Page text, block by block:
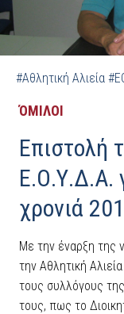
#Αθλητική Αλιεία
ΌΜΙΛΟΙ
Επιστολή
Ε.Ο.Υ.Δ.Α.
χρονιά
Με την έναρξη της
την Αθλητική
τους συλλόγους
τους, πως το